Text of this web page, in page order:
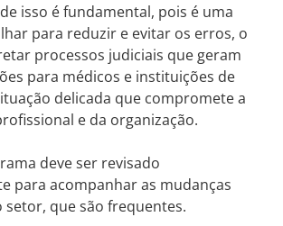
isso é fundamental, pois é uma
para reduzir e evitar os erros, o
processos judiciais que geram
para médicos e instituições de
delicada que compromete a
e da organização.
deve ser revisado
para acompanhar as mudanças
que são frequentes.